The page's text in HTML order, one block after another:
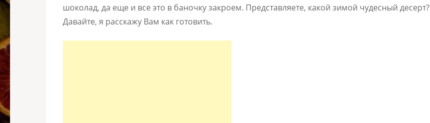
шоколад, да еще и все это в баночку закроем. Представляете, какой зимой чудесный десерт?
Давайте, я расскажу Вам как готовить.